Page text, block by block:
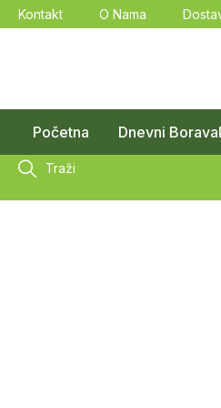
Kontakt O Nama
Početna Dnevni
Traži